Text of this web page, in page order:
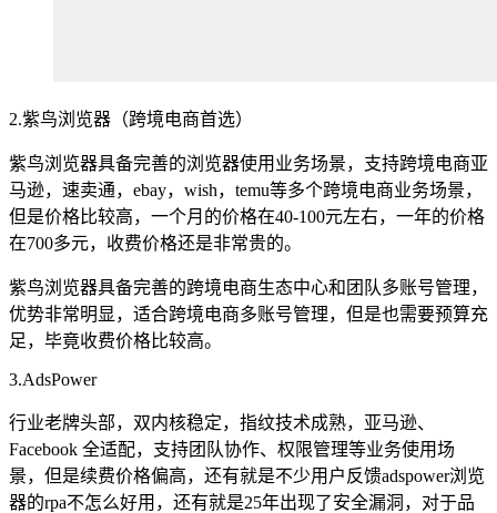
2.紫鸟浏览器（跨境电商首选）
紫鸟浏览器具备完善的浏览器使用业务场景，支持跨境电商亚
马逊，速卖通，ebay，wish，temu等多个跨境电商业务场景，
但是价格比较高，一个月的价格在40-100元左右，一年的价格
在700多元，收费价格还是非常贵的。
紫鸟浏览器具备完善的跨境电商生态中心和团队多账号管理，
优势非常明显，适合跨境电商多账号管理，但是也需要预算充
足，毕竟收费价格比较高。
3.AdsPower
行业老牌头部，双内核稳定，指纹技术成熟，亚马逊、
Facebook 全适配，支持团队协作、权限管理等业务使用场
景，但是续费价格偏高，还有就是不少用户反馈adspower浏览
器的rpa不怎么好用，还有就是25年出现了安全漏洞，对于品